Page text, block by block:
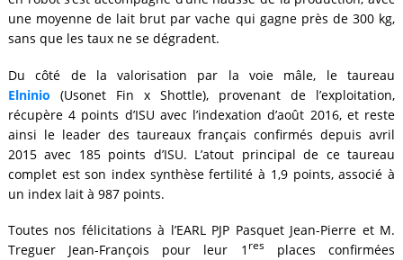
une moyenne de lait brut par vache qui gagne près de 300 kg,
sans que les taux ne se dégradent.
Du côté de la valorisation par la voie mâle, le taureau
Elninio (Usonet Fin x Shottle), provenant de l’exploitation,
récupère 4 points d’ISU avec l’indexation d’août 2016, et reste
ainsi le leader des taureaux français confirmés depuis avril
2015 avec 185 points d’ISU. L’atout principal de ce taureau
complet est son index synthèse fertilité à 1,9 points, associé à
un index lait à 987 points.
Toutes nos félicitations à l’EARL PJP Pasquet Jean-Pierre et M.
Treguer Jean-François pour leur 1 resplaces confirmées